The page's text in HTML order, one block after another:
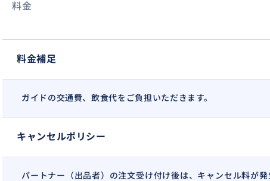
料金
料金補足
ガイドの交通費、飲食代をご負担いただきます。
キャンセルポリシー
パートナー（出品者）の注文受け付け後は、キャンセル料が